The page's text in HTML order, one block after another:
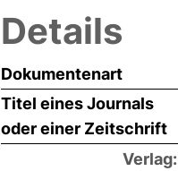
Details
Dokumentenart
Titel eines Journals
oder einer Zeitschrift
Verlag: